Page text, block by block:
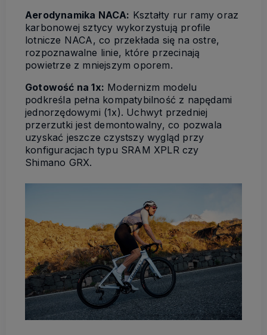
Aerodynamika NACA: Kształty rur ramy oraz
karbonowej sztycy wykorzystują profile
lotnicze NACA, co przekłada się na ostre,
rozpoznawalne linie, które przecinają
powietrze z mniejszym oporem.
Gotowość na 1x: Modernizm modelu
podkreśla pełna kompatybilność z napędami
jednorzędowymi (1x). Uchwyt przedniej
przerzutki jest demontowalny, co pozwala
uzyskać jeszcze czystszy wygląd przy
konfiguracjach typu SRAM XPLR czy
Shimano GRX.